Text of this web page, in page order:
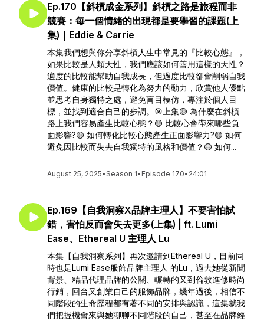
Ep.170【斜槓成金系列】斜槓之路是旅程而非
競賽：每一個情緒的出現都是要學習的課題(上
集)｜Eddie & Carrie
本集我們想與你分享斜槓人生中常見的『比較心態』，
如果比較是人類天性，我們應該如何善用這樣的天性？
適度的比較能幫助自我成長，但過度比較卻會削弱自我
價值。健康的比較是轉化為努力的動力，欣賞他人優點
並思考自身獨特之處，避免盲目模仿，專注於個人目
標，並找到適合自己的步調。🎯上集🟡 為什麼在斜槓
路上我們容易產生比較心態？🟡 比較心會帶來哪些負
面影響?🟡 如何轉化比較心態產生正面影響力?🟡 如何
避免因比較而失去自我獨特的風格和價值？🟡 如何...
August 25, 2025•Season 1• Episode 170• 24:01
Ep.169【自我洞察X品牌主理人】不要害怕試
錯，害怕反而會失去更多(上集) | ft. Lumi
Ease、Ethereal U 主理人 Lu
本集【自我洞察系列】再次邀請到Ethereal U，目前同
時也是Lumi Ease服飾品牌主理人 的Lu，過去她從新聞
背景、精品代理品牌的公關、輾轉的又到倫敦進修時尚
行銷，回台又創業自己的服飾品牌，幾年過後，相信不
同階段的生命歷程都有著不同的安排與認識，這集就我
們把握機會來與她聊聊不同階段的自己，甚至在品牌經